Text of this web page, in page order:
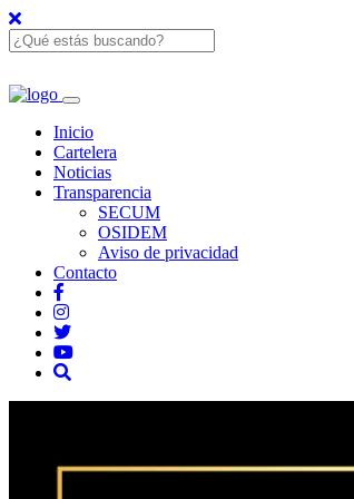
Inicio
Cartelera
Noticias
Transparencia
SECUM
OSIDEM
Aviso de privacidad
Contacto